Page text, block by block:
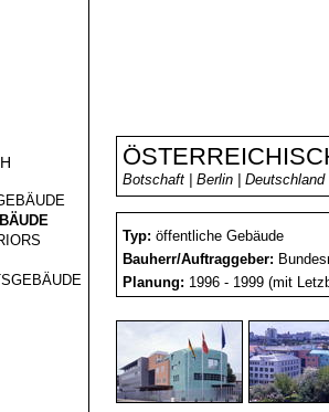
Botschaft | Berlin | Deutschland
Typ: öffentliche Gebäude
Bauherr/Auftraggeber:
Planung: 1996 - 1999 (mit